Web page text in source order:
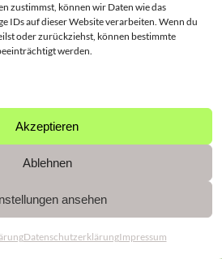
zustimmst, können wir Daten wie das
IDs auf dieser Website verarbeiten. Wenn du
oder zurückziehst, können bestimmte
werden.
Akzeptieren
Ablehnen
ansehen
DatenschutzerklärungImpressum